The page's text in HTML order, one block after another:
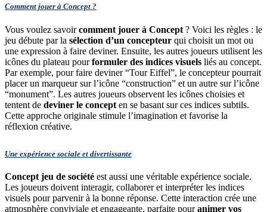
Comment jouer à Concept ?
Vous voulez savoircomment jouer à Concept ? Voici les règles : le
jeu débute par la sélection d’un concepteur qui choisit un mot ou
une expression à faire deviner. Ensuite, les autres joueurs utilisent les
icônes du plateau pourformuler des indices visuels liés au concept.
Par exemple, pour faire deviner “Tour Eiffel”, le concepteur pourrait
placer un marqueur sur l’icône “construction” et un autre sur l’icône
“monument”. Les autres joueurs observent les icônes choisies et
tentent de deviner le concept en se basant sur ces indices subtils.
Cette approche originale stimule l’imagination et favorise la
réflexion créative.
Une expérience sociale et divertissante
Concept jeu de société est aussi une véritable expérience sociale.
Les joueurs doivent interagir, collaborer et interpréter les indices
visuels pour parvenir à la bonne réponse. Cette interaction crée une
atmosphère conviviale et engageante, parfaite pouranimer vos